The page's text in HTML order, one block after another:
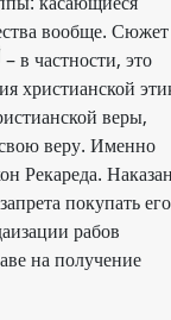
вообще.
– в частности, это
христианской
веры,
веру. Именно
Рекареда.
покупать его
рабов
на получение